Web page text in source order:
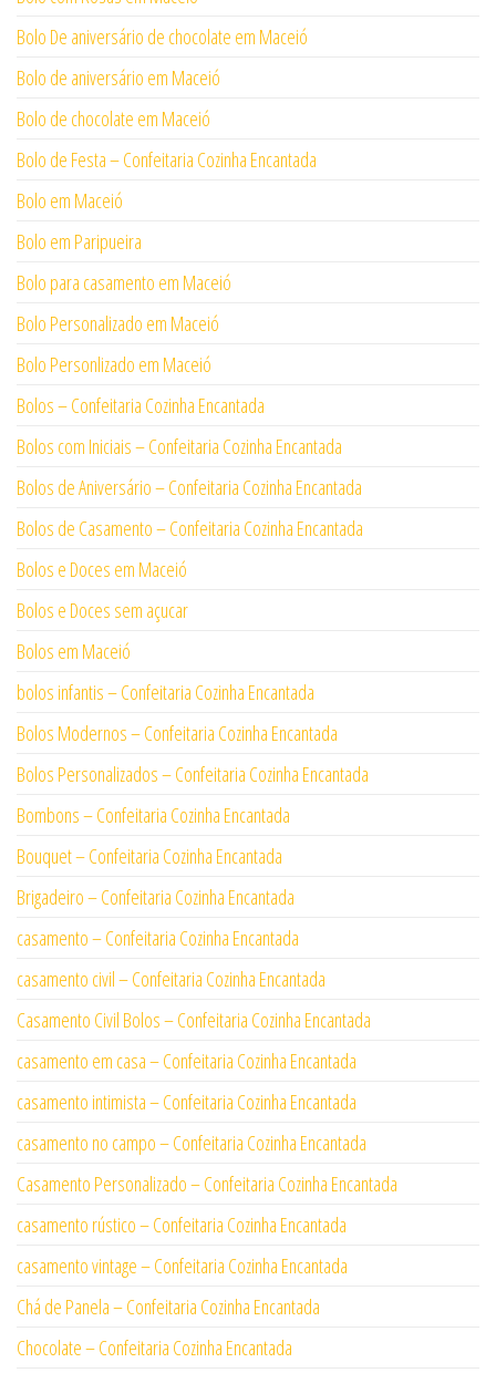
Bolo De aniversário de chocolate em Maceió
Bolo de aniversário em Maceió
Bolo de chocolate em Maceió
Bolo de Festa – Confeitaria Cozinha Encantada
Bolo em Maceió
Bolo em Paripueira
Bolo para casamento em Maceió
Bolo Personalizado em Maceió
Bolo Personlizado em Maceió
Bolos – Confeitaria Cozinha Encantada
Bolos com Iniciais – Confeitaria Cozinha Encantada
Bolos de Aniversário – Confeitaria Cozinha Encantada
Bolos de Casamento – Confeitaria Cozinha Encantada
Bolos e Doces em Maceió
Bolos e Doces sem açucar
Bolos em Maceió
bolos infantis – Confeitaria Cozinha Encantada
Bolos Modernos – Confeitaria Cozinha Encantada
Bolos Personalizados – Confeitaria Cozinha Encantada
Bombons – Confeitaria Cozinha Encantada
Bouquet – Confeitaria Cozinha Encantada
Brigadeiro – Confeitaria Cozinha Encantada
casamento – Confeitaria Cozinha Encantada
casamento civil – Confeitaria Cozinha Encantada
Casamento Civil Bolos – Confeitaria Cozinha Encantada
casamento em casa – Confeitaria Cozinha Encantada
casamento intimista – Confeitaria Cozinha Encantada
casamento no campo – Confeitaria Cozinha Encantada
Casamento Personalizado – Confeitaria Cozinha Encantada
casamento rústico – Confeitaria Cozinha Encantada
casamento vintage – Confeitaria Cozinha Encantada
Chá de Panela – Confeitaria Cozinha Encantada
Chocolate – Confeitaria Cozinha Encantada